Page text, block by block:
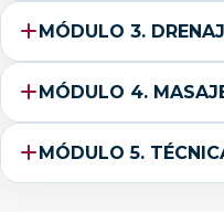
MÓDULO 3.
MÓDULO 4.
MÓDULO 5.